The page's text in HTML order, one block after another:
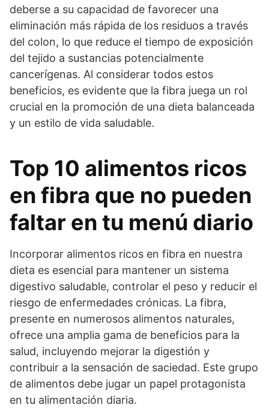
deberse a su capacidad de favorecer una
eliminación más rápida de los residuos a través
del colon, lo que reduce el tiempo de exposición
del tejido a sustancias potencialmente
cancerígenas. Al considerar todos estos
beneficios, es evidente que la fibra juega un rol
crucial en la promoción de una dieta balanceada
y un estilo de vida saludable.
Top 10 alimentos ricos
en fibra que no pueden
faltar en tu menú diario
Incorporar alimentos ricos en fibra en nuestra
dieta es esencial para mantener un sistema
digestivo saludable, controlar el peso y reducir el
riesgo de enfermedades crónicas. La fibra,
presente en numerosos alimentos naturales,
ofrece una amplia gama de beneficios para la
salud, incluyendo mejorar la digestión y
contribuir a la sensación de saciedad. Este grupo
de alimentos debe jugar un papel protagonista
en tu alimentación diaria.